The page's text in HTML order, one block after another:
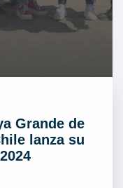
Grande de
lanza su